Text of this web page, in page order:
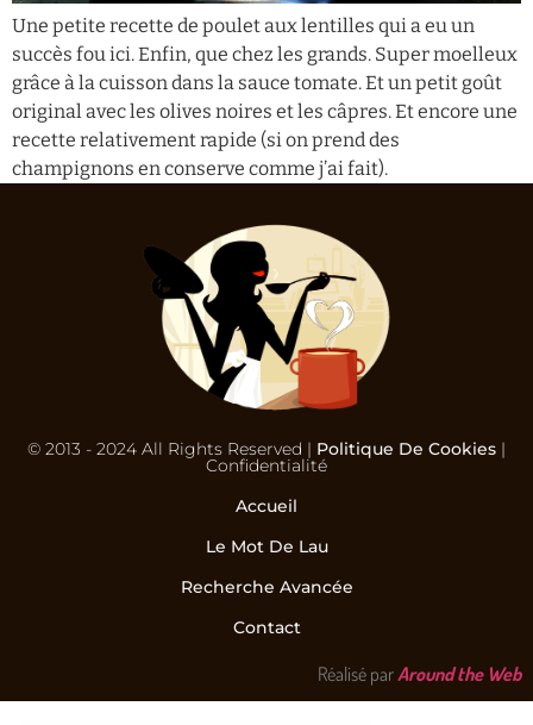
Une petite recette de poulet aux lentilles qui a eu un
succès fou ici. Enfin, que chez les grands. Super moelleux
grâce à la cuisson dans la sauce tomate. Et un petit goût
original avec les olives noires et les câpres. Et encore une
recette relativement rapide (si on prend des
champignons en conserve comme j’ai fait).
© 2013 - 2024 All Rights Reserved | Politique De Cookies |
Confidentialité
Accueil
Le Mot De Lau
Recherche Avancée
Contact
Réalisé parAround the Web